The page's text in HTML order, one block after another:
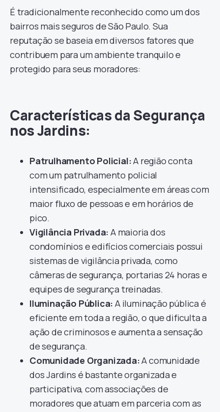
É tradicionalmente reconhecido como um dos
bairros mais seguros de São Paulo. Sua
reputação se baseia em diversos fatores que
contribuem para um ambiente tranquilo e
protegido para seus moradores:
Características da Segurança
nos Jardins:
Patrulhamento Policial:A região conta
com um patrulhamento policial
intensificado, especialmente em áreas com
maior fluxo de pessoas e em horários de
pico.
Vigilância Privada: A maioria dos
condomínios e edifícios comerciais possui
sistemas de vigilância privada, como
câmeras de segurança, portarias 24 horas e
equipes de segurança treinadas.
Iluminação Pública: A iluminação pública é
eficiente em toda a região, o que dificulta a
ação de criminosos e aumenta a sensação
de segurança.
Comunidade Organizada:A comunidade
dos Jardins é bastante organizada e
participativa, com associações de
moradores que atuam em parceria com as